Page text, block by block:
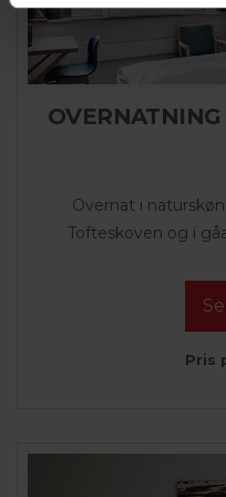
Overnat i
Tofteskoven og i
Pris